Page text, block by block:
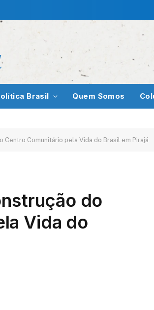
Brasil Quem Somos
Comunitário pela Vida do Brasil em Pirajá
do
Vida do